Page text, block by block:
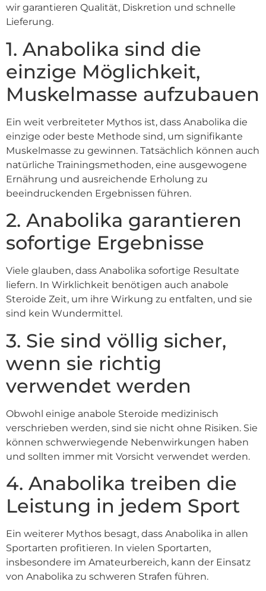
wir garantieren Qualität, Diskretion und schnelle
Lieferung.
1. Anabolika sind die
einzige Möglichkeit,
Muskelmasse aufzubauen
Ein weit verbreiteter Mythos ist, dass Anabolika die
einzige oder beste Methode sind, um signifikante
Muskelmasse zu gewinnen. Tatsächlich können auch
natürliche Trainingsmethoden, eine ausgewogene
Ernährung und ausreichende Erholung zu
beeindruckenden Ergebnissen führen.
2. Anabolika garantieren
sofortige Ergebnisse
Viele glauben, dass Anabolika sofortige Resultate
liefern. In Wirklichkeit benötigen auch anabole
Steroide Zeit, um ihre Wirkung zu entfalten, und sie
sind kein Wundermittel.
3. Sie sind völlig sicher,
wenn sie richtig
verwendet werden
Obwohl einige anabole Steroide medizinisch
verschrieben werden, sind sie nicht ohne Risiken. Sie
können schwerwiegende Nebenwirkungen haben
und sollten immer mit Vorsicht verwendet werden.
4. Anabolika treiben die
Leistung in jedem Sport
Ein weiterer Mythos besagt, dass Anabolika in allen
Sportarten profitieren. In vielen Sportarten,
insbesondere im Amateurbereich, kann der Einsatz
von Anabolika zu schweren Strafen führen.